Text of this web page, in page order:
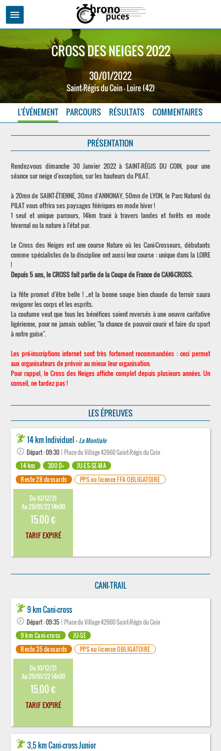
menu
CROSS DES NEIGES 2022
30/01/2022
Saint-Régis du Coin - Loire (42)
L'ÉVÉNEMENT PARCOURS RÉSULTATS COMMENTAIRES
PRÉSENTATION
Rendez-vous dimanche 30 Janvier 2022 à SAINT-RÉGIS DU COIN, pour une
séance sur neige d'exception, sur les hauteurs du PILAT.
à 20mn de SAINT-ÉTIENNE, 30mn d'ANNONAY, 50mn de LYON, le Parc Naturel du
PILAT vous offrira ses paysages féériques en mode hiver !
1 seul et unique parcours, 14km tracé à travers landes et forêts en mode
hivernal ou la nature à l'état pur.
Le Cross des Neiges est une course Nature où les Cani-Crosseurs, débutants
comme spécialistes de la discipline ont aussi leur course : unique dans la LOIRE
!
Depuis 5 ans, le CROSS fait partie de la Coupe de France de CANI-CROSS.
La fête promet d'être belle ! ...et la bonne soupe bien chaude du terroir saura
revigorer les corps et les esprits.
La coutume veut que tous les bénéfices soient reversés à une oeuvre caritative
ligérienne, pour ne jamais oublier, "la chance de pouvoir courir et faire du sport
à notre guise".
Les pré-inscriptions internet sont très fortement recommandées : ceci permet
aux organisateurs de prévoir au mieux leur organisation.
Pour rappel, le Cross des Neiges affiche complet depuis plusieurs années. Un
conseil, ne tardez pas !
LES ÉPREUVES
14 km Individuel - La Montiale
Départ : 09:30 | Place du Village 42660 Saint-Régis du Coin
14 km
300 D+
JU-ES-SE-MA
Reste 28 dossards
PPS ou licence FFA OBLIGATOIRE
Du 10/12/21
Au 29/01/22 14h00
15.00 €
TARIF EXPIRÉ
CANI-TRAIL
9 km Cani-cross
Départ : 09:35 | Place du Village 42660 Saint-Régis du Coin
9 km Cani-cross
JU-SE
Reste 35 dossards
PPS ou licence OBLIGATOIRE
Du 10/12/21
Au 29/01/22 14h00
15.00 €
TARIF EXPIRÉ
3,5 km Cani-cross Junior